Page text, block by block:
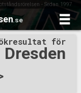
- Sedan 1997
.se
för
Dresden